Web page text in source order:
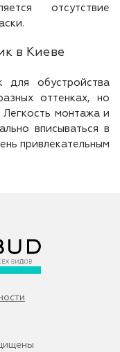
отсутствие
в Киеве
для обустройства
оттенках, но
монтажа и
вписываться в
привлекательным